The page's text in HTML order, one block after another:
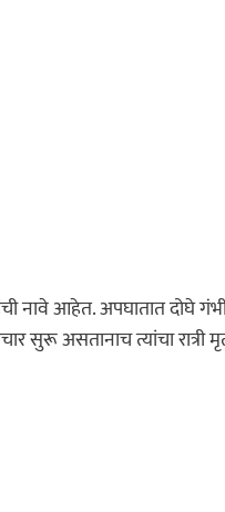
आहेत. अपघातात दोघे
सुरू असतानाच त्यांचा रात्री